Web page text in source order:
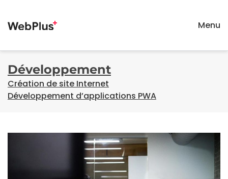
Passer
contenu
principal
Menu
Développement
Création de site Internet
Développement d’applications PWA